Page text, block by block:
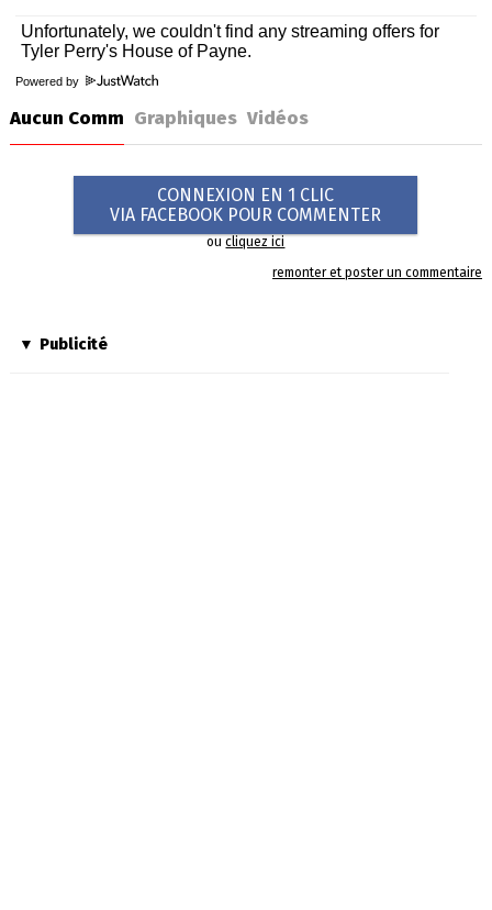
Powered by
Aucun Comm Graphiques Vidéos
CONNEXION EN 1 CLIC
VIA FACEBOOK POUR COMMENTER
oucliquez ici
remonter et poster un commentaire
Publicité